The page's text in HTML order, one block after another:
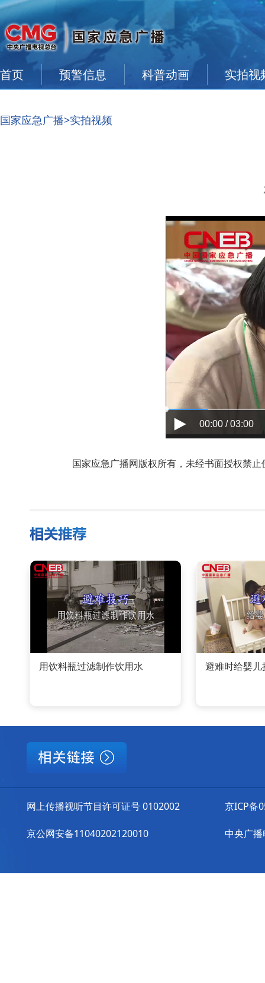
首页 预警信息 科普动画 实拍视
国家应急广播>实拍视频
00:00 / 03:00
国家应急广播网版权所有，未经书面授权禁
用饮料瓶过滤制作饮用水 避难时给婴儿
网上传播视听节目许可证号 0102002
京公网安备11040202120010
京ICP备
中央广